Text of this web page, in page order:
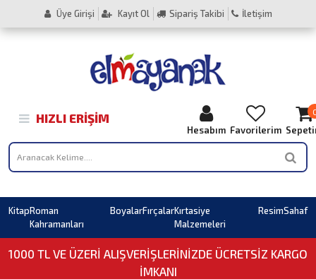
Üye Girişi Kayıt Ol Sipariş Takibi İletişim
HIZLI ERIŞIM
Hesabım Favorilerim
KitapRoman
Kahramanları
BoyalarFırçalarKırtasiye
Malzemeleri
ResimSahaf
1000 TL VE ÜZERI ALIŞVERIŞLERINIZDE ÜCRETSİZ KARGO
İMKANI